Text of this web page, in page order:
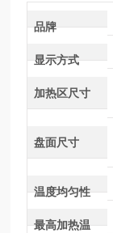
品牌
显示方式
加热区尺寸
盘面尺寸
温度均匀性
最高加热温